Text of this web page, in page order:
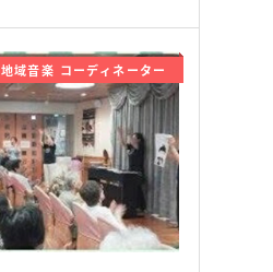
地域音楽 コーディネーター